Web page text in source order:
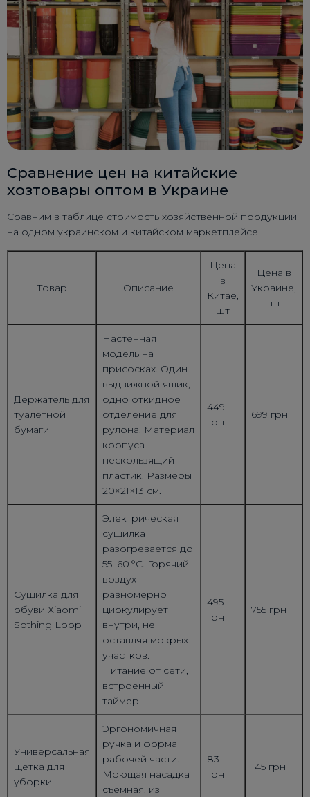
Сравнение цен на китайские
хозтовары оптом в Украине
Сравним в таблице стоимость хозяйственной продукции
на одном украинском и китайском маркетплейсе.
Товар Описание
Цена
в
Китае,
шт
Цена в
Украине,
шт
Держатель для
туалетной
бумаги
Настенная
модель на
присосках. Один
выдвижной ящик,
одно откидное
отделение для
рулона. Материал
корпуса —
нескользящий
пластик. Размеры
20×21×13 см.
449
грн
699 грн
Сушилка для
обуви Xiaomi
Sothing Loop
Электрическая
сушилка
разогревается до
55–60 °C. Горячий
воздух
равномерно
циркулирует
внутри, не
оставляя мокрых
участков.
Питание от сети,
встроенный
таймер.
495
грн
755 грн
Универсальная
щётка для
уборки
Эргономичная
ручка и форма
рабочей части.
Моющая насадка
съёмная, из
83
грн
145 грн